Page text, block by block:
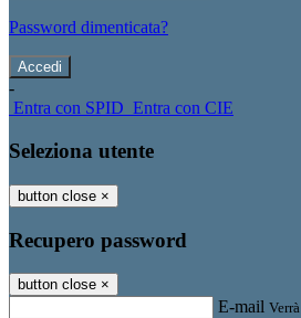
Password dimenticata?
-
Entra con SPID Entra con CIE
Seleziona utente
button close ×
Recupero password
button close ×
E-mail